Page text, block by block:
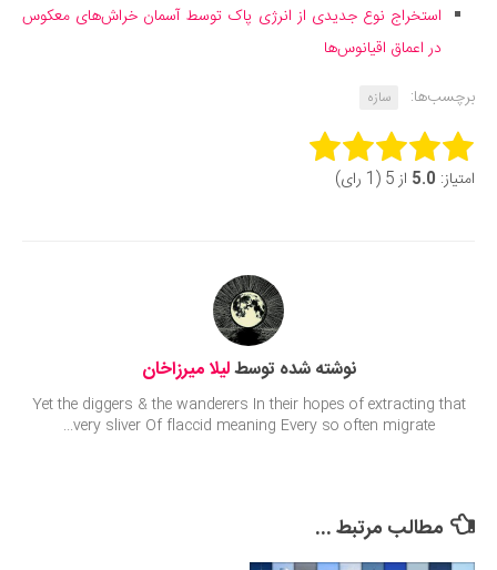
استخراج نوع جدیدی از انرژی پاک توسط آسمان خراش‌های معکوس
در اعماق اقیانوس‌ها
برچسب‌ها:
سازه
Rate this item:
امتیاز: 5.0 از 5 (1 رای)
نوشته شده توسطلیلا میرزاخان
Yet the diggers & the wanderers In their hopes of extracting that
very sliver Of flaccid meaning Every so often migrate...
مطالب مرتبط ...